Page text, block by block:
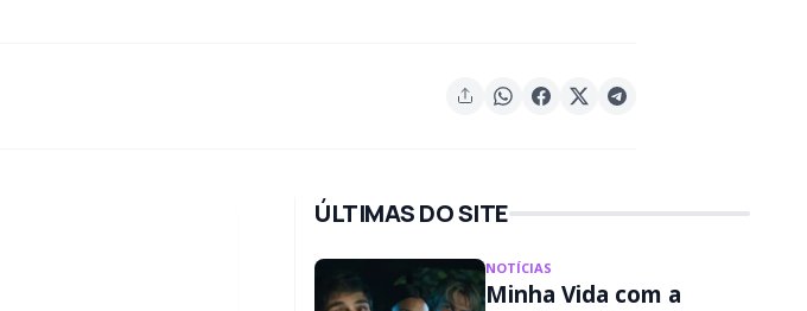
ÚLTIMAS DO SITE
NOTÍCIAS
Minha Vida com a